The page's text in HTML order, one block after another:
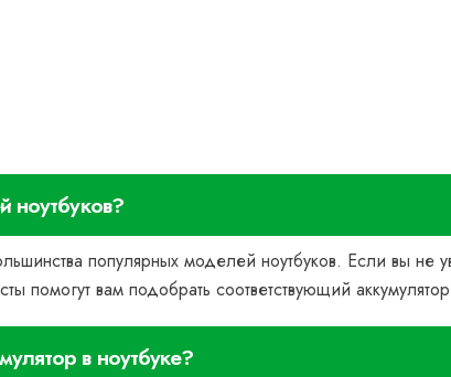
ноутбуков?
популярных моделей ноутбуков. Если вы не
помогут вам подобрать соответствующий
в ноутбуке?